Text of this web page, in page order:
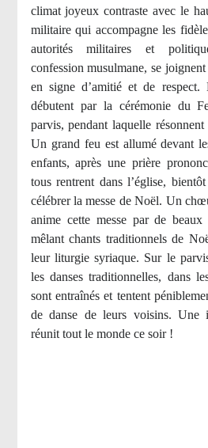
climat joyeux contraste avec le
militaire qui accompagne les
autorités militaires et
confession musulmane, se
en signe d’amitié et de
débutent par la cérémonie du
parvis, pendant laquelle
Un grand feu est allumé devant
enfants, après une prière
tous rentrent dans l’église,
célébrer la messe de Noël. Un
anime cette messe par de beaux
mêlant chants traditionnels de
leur liturgie syriaque. Sur le
les danses traditionnelles, dans
sont entraînés et tentent
de danse de leurs voisins. Une
réunit tout le monde ce soir !